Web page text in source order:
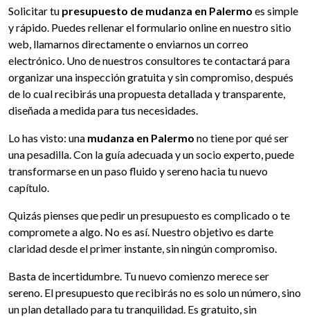
Solicitar tu presupuesto de mudanza en Palermo es simple
y rápido. Puedes rellenar el formulario online en nuestro sitio
web, llamarnos directamente o enviarnos un correo
electrónico. Uno de nuestros consultores te contactará para
organizar una inspección gratuita y sin compromiso, después
de lo cual recibirás una propuesta detallada y transparente,
diseñada a medida para tus necesidades.
Lo has visto: una mudanza en Palermo no tiene por qué ser
una pesadilla. Con la guía adecuada y un socio experto, puede
transformarse en un paso fluido y sereno hacia tu nuevo
capítulo.
Quizás pienses que pedir un presupuesto es complicado o te
compromete a algo. No es así. Nuestro objetivo es darte
claridad desde el primer instante, sin ningún compromiso.
Basta de incertidumbre. Tu nuevo comienzo merece ser
sereno. El presupuesto que recibirás no es solo un número, sino
un plan detallado para tu tranquilidad. Es gratuito, sin